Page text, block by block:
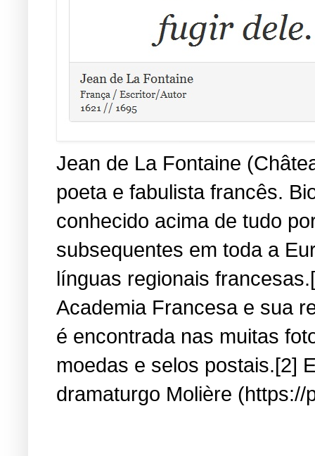
Jean de La Fontaine
poeta e fabulista francês.
conhecido acima de tudo
subsequentes em toda a
línguas regionais
Academia Francesa e sua
é encontrada nas muitas
moedas e selos postais.[2]
dramaturgo Molière